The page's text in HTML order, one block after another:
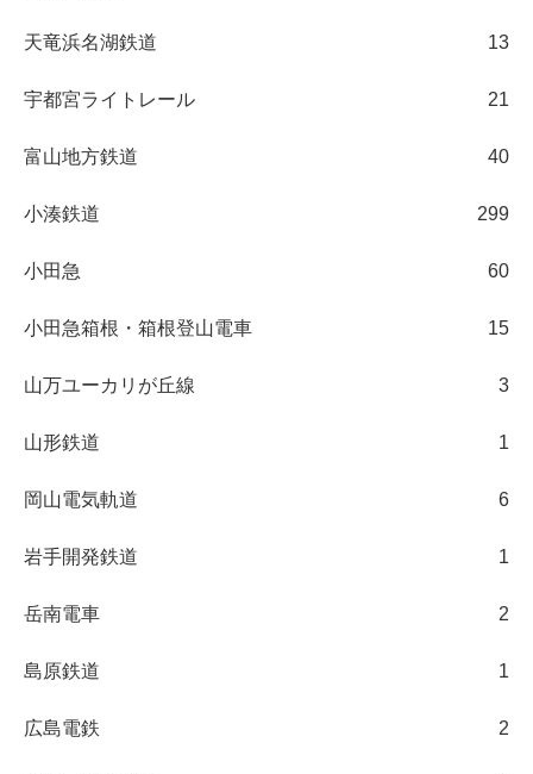
天竜浜名湖鉄道 13
宇都宮ライトレール 21
富山地方鉄道 40
小湊鉄道 299
小田急 60
小田急箱根・箱根登山電車 15
山万ユーカリが丘線 3
山形鉄道 1
岡山電気軌道 6
岩手開発鉄道 1
岳南電車 2
島原鉄道 1
広島電鉄 2